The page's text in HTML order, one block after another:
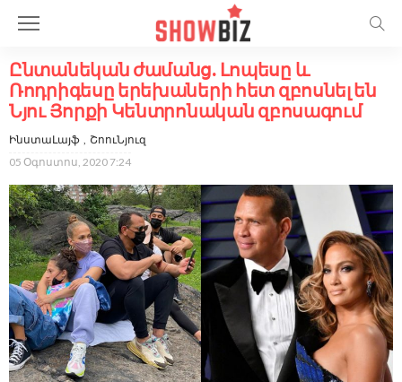
Ընտանեկան ժամանց. Լոպեսը և
Ռոդրիգեսը երեխաների հետ զբոսնել են
Նյու Յորքի Կենտրոնական զբոսագում
ԻնստաԼայֆ
ՇոուՆյուզ
05 Օգոստոս, 2020 7:24